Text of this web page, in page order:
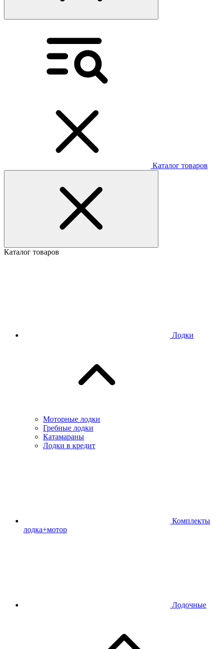
Каталог товаров
Каталог товаров
Лодки
Моторные лодки
Гребные лодки
Катамараны
Лодки в кредит
Комплекты
лодка+мотор
Лодочные